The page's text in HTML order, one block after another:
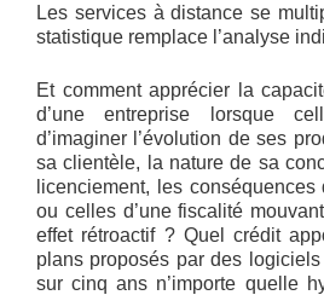
Les services à distance se
statistique remplace l’analyse
Et comment apprécier la
d’une entreprise lorsque
d’imaginer l’évolution de ses
sa clientèle, la nature de sa
licenciement, les
ou celles d’une fiscalité
effet rétroactif ? Quel crédit
plans proposés par des
sur cinq ans n’importe quelle